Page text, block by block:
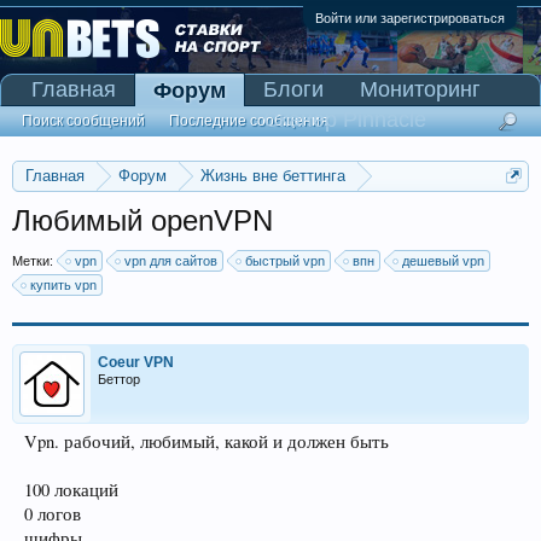
Войти или зарегистрироваться
Главная Форум
Жизнь вне беттинга
Реклама и коммерция
Любимый openVPN
Метки: vpn vpn для сайтов быстрый vpn впн
дешевый vpn
купить vpn
Coeur VPN
Беттор
Vpn. рабочий, любимый, какой и должен быть
100 локаций
0 логов
Главная Форум
Поиск сообщений Последние сообщения
Блоги
Мониторинг
Сканер Pinnacle